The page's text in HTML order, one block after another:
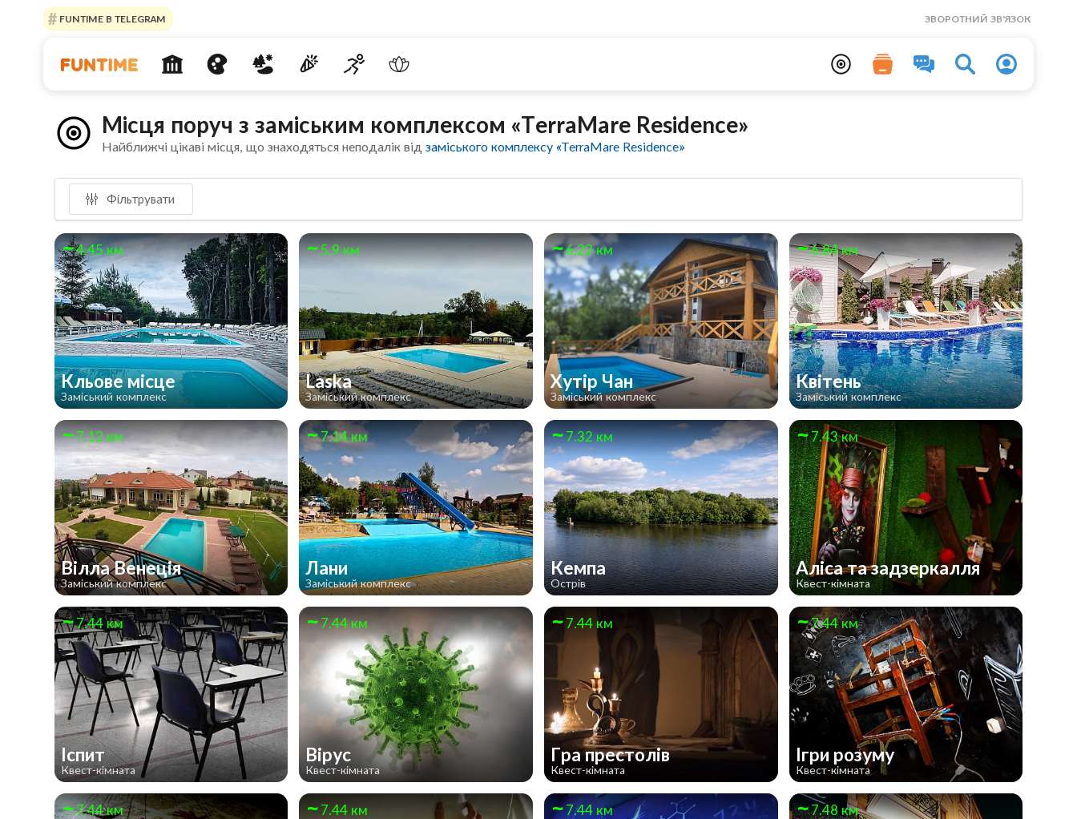
FUNTIME В TELEGRAM ЗВОРОТНИЙ ЗВ'ЯЗОК
Місця поруч з заміським комплексом «TerraMare Residence»
Найближчі цікаві місця, що знаходяться неподалік відзаміського комплексу «TerraMare Residence»
Фільтрувати
4.45 км
Кльове місце
Заміський комплекс
5.9 км
Laska
Заміський комплекс
6.22 км
Хутір Чан
Заміський комплекс
6.84 км
Квітень
Заміський комплекс
7.12 км
Вілла Венеція
Заміський комплекс
7.14 км
Лани
Заміський комплекс
7.32 км
Кемпа
Острів
7.43 км
Алiса та задзеркалля
Квест-кімната
7.44 км
Іспит
Квест-кімната
7.44 км
Вірус
Квест-кімната
7.44 км
Гра престолів
Квест-кімната
7.44 км
Ігри розуму
Квест-кімната
7.44 км 7.44 км 7.44 км 7.48 км